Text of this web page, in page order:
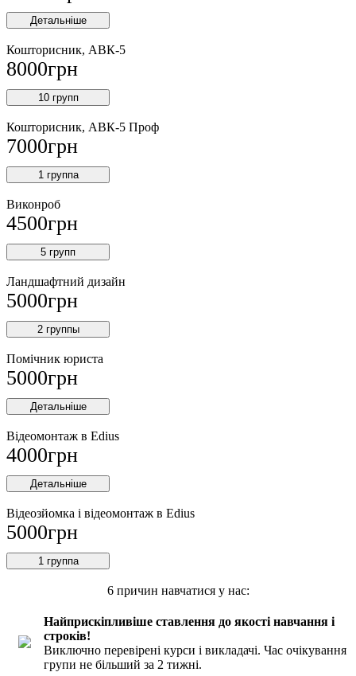
Детальніше
Кошторисник, АВК-5
8000грн
10 групп
Кошторисник, АВК-5 Проф
7000грн
1 группа
Виконроб
4500грн
5 групп
Ландшафтний дизайн
5000грн
2 группы
Помічник юриста
5000грн
Детальніше
Відеомонтаж в Edius
4000грн
Детальніше
Відеозйомка і відеомонтаж в Edius
5000грн
1 группа
6 причин навчатися у нас:
Найприскіпливіше ставлення до якості навчання і
строків!
Виключно перевірені курси і викладачі. Час очікування
групи не більший за 2 тижні.